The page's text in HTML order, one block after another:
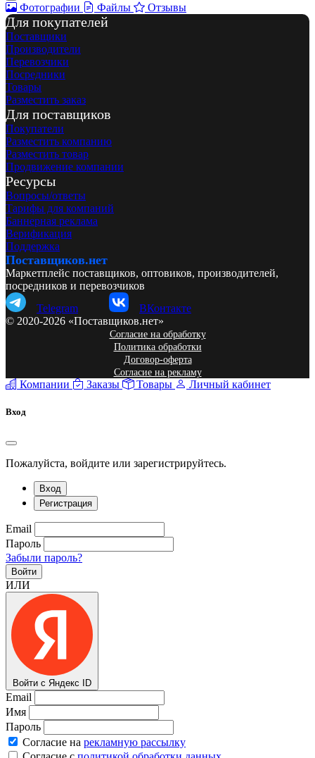
Фотографии Файлы Отзывы
Для покупателей
Поставщики
Производители
Перевозчики
Посредники
Товары
Разместить заказ
Для поставщиков
Покупатели
Разместить компанию
Разместить товар
Продвижение компании
Ресурсы
Вопросы/ответы
Тарифы для компаний
Баннерная реклама
Верификация
Поддержка
Поставщиков.нет
Маркетплейс поставщиков, оптовиков, производителей,
посредников и перевозчиков
Telegram
ВКонтакте
© 2020-2026 «Поставщиков.нет»
Согласие на обработку
Политика обработки
Договор-оферта
Согласие на рекламу
Компании Заказы Товары Личный кабинет
Вход
Пожалуйста, войдите или зарегистрируйтесь.
Вход
Регистрация
Email
Пароль
Забыли пароль?
Войти
ИЛИ
Войти с Яндекс ID
Email
Имя
Пароль
Согласие на рекламную рассылку